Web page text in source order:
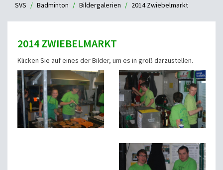
SVS Badminton Bildergalerien 2014 Zwiebelmarkt
2014 ZWIEBELMARKT
Klicken Sie auf eines der Bilder, um es in groß darzustellen.